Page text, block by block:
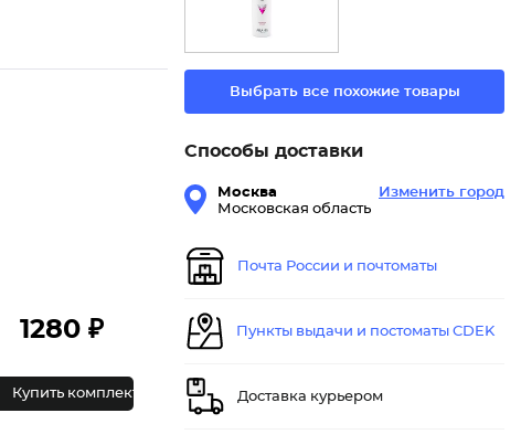
1280 ₽
Купить комплект
Выбрать все похожие товары
Способы доставки
Москва
Московская область
Изменить город
Почта России и почтоматы
Пункты выдачи и постоматы CDEK
Доставка курьером